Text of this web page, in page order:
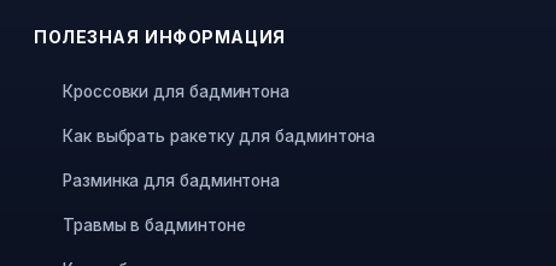
ПОЛЕЗНАЯ ИНФОРМАЦИЯ
Кроссовки для бадминтона
Как выбрать ракетку для бадминтона
Разминка для бадминтона
Травмы в бадминтоне